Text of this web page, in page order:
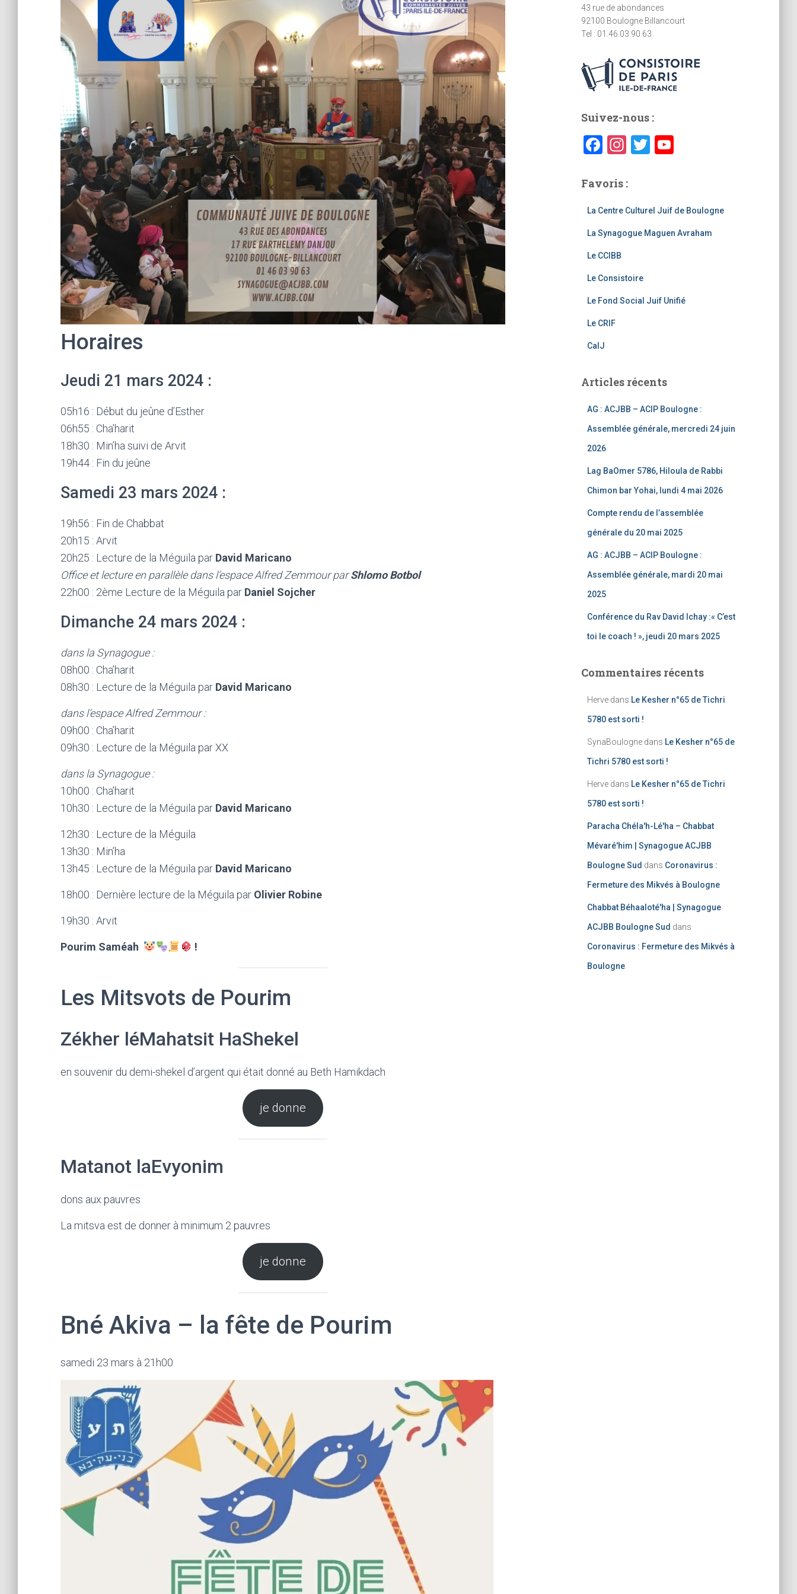
Horaires
Jeudi 21 mars 2024 :
05h16 : Début du jeûne d’Esther
06h55 : Cha’harit
18h30 : Min’ha suivi de Arvit
19h44 : Fin du jeûne
Samedi 23 mars 2024 :
19h56 : Fin de Chabbat
20h15 : Arvit
20h25 : Lecture de la Méguila par David Maricano
Office et lecture en parallèle dans l’espace Alfred Zemmour parShlomo Botbol
22h00 : 2ème Lecture de la Méguila par Daniel Sojcher
Dimanche 24 mars 2024 :
dans la Synagogue :
08h00 : Cha’harit
08h30 : Lecture de la Méguila par David Maricano
dans l’espace Alfred Zemmour :
09h00 : Cha’harit
09h30 : Lecture de la Méguila par XX
dans la Synagogue :
10h00 : Cha’harit
10h30 : Lecture de la Méguila par David Maricano
12h30 : Lecture de la Méguila
13h30 : Min’ha
13h45 : Lecture de la Méguila par David Maricano
18h00 : Dernière lecture de la Méguila par Olivier Robine
19h30 : Arvit
Pourim Saméah !
Les Mitsvots de Pourim
Zékher léMahatsit HaShekel
en souvenir du demi-shekel d’argent qui était donné au Beth Hamikdach
je donne
Matanot laEvyonim
dons aux pauvres
La mitsva est de donner à minimum 2 pauvres
je donne
Bné Akiva – la fête de Pourim
samedi 23 mars à 21h00
43 rue de abondances
92100 Boulogne Billancourt
Tel : 01.46.03.90.63
Suivez-nous :
F
c
e
b
o
o
k
In
a
gr
a
m
T
er
T
u
b
h
Favoris :
La Centre Culturel Juif de Boulogne
La Synagogue Maguen Avraham
Le CCIBB
Le Consistoire
Le Fond Social Juif Unifié
Le CRIF
CalJ
Articles récents
AG : ACJBB – ACIP Boulogne :
Assemblée générale, mercredi 24 juin
2026
Lag BaOmer 5786, Hiloula de Rabbi
Chimon bar Yohai, lundi 4 mai 2026
Compte rendu de l’assemblée
générale du 20 mai 2025
AG : ACJBB – ACIP Boulogne :
Assemblée générale, mardi 20 mai
2025
Conférence du Rav David Ichay :« C’est
toi le coach ! », jeudi 20 mars 2025
Commentaires récents
Hervedans Le Kesher n°65 de Tichri
5780 est sorti !
SynaBoulognedans Le Kesher n°65 de
Tichri 5780 est sorti !
Hervedans Le Kesher n°65 de Tichri
5780 est sorti !
Paracha Chéla'h-Lé'ha – Chabbat
Mévaré'him | Synagogue ACJBB
Boulogne Sud dans Coronavirus :
Fermeture des Mikvés à Boulogne
Chabbat Béhaaloté'ha | Synagogue
ACJBB Boulogne Sud dans
Coronavirus : Fermeture des Mikvés à
Boulogne